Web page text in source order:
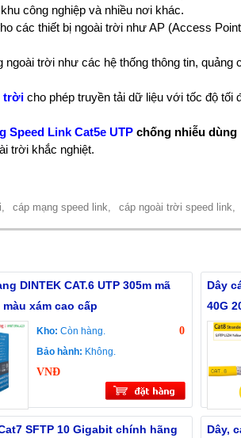
công nghiệp và nhiều nơi khác.
các thiết bị ngoài trời như AP (Access
trời như các hệ thống thông tin, quảng
trời cho phép truyền tải dữ liệu với tốc độ tối
Speed ​​Link Cat5e UTPchống nhiễu dùng
trời khắc nghiệt.
cáp mạng speed link, cáp ngoài trời speed link,
DINTEK CAT.6 UTP 305m mã
màu xám cao cấp
Kho: Còn hàng.
Bảo hành: Không.
0
VNĐ
Dây
40G
SFTP 10 Gigabit chính hãng
Dây,